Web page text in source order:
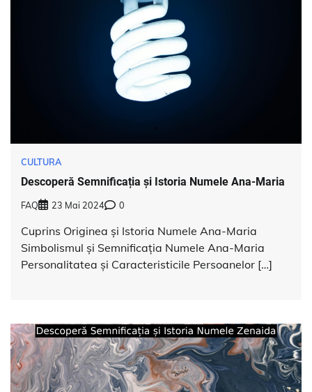
CULTURA
Descoperă Semnificația și Istoria Numele Ana-Maria
FAQ 23 Mai 2024 0
Cuprins Originea și Istoria Numele Ana-Maria
Simbolismul și Semnificația Numele Ana-Maria
Personalitatea și Caracteristicile Persoanelor […]